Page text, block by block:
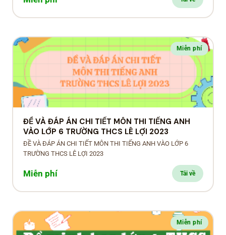
BỔ TRỢ LỚP 8HSG
BỔ TRỢ LỚP 9CB
BỔ TRỢ LỚP 9HSG
Miễn phí
ĐỀ VÀ ĐÁP ÁN CHI TIẾT MÔN THI TIẾNG ANH
VÀO LỚP 6 TRƯỜNG THCS LÊ LỢI 2023
ĐỀ VÀ ĐÁP ÁN CHI TIẾT MÔN THI TIẾNG ANH VÀO LỚP 6
TRƯỜNG THCS LÊ LỢI 2023
Miễn phí Tải về
Miễn phí